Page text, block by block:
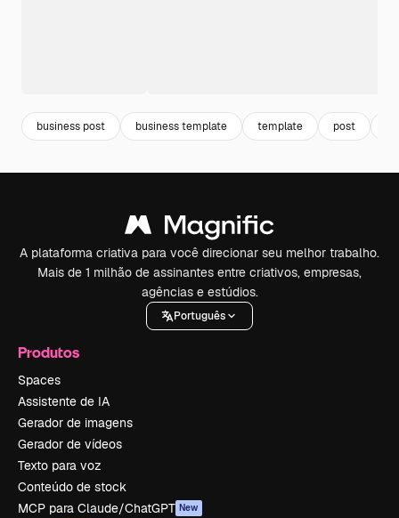
business post business template template post
A plataforma criativa para você direcionar seu melhor trabalho.
Mais de 1 milhão de assinantes entre criativos, empresas,
agências e estúdios.
Português
Produtos
Spaces
Assistente de IA
Gerador de imagens
Gerador de vídeos
Texto para voz
Conteúdo de stock
MCP para Claude/ChatGPT New